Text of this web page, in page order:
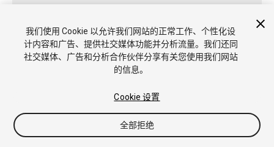
版权所有 © 2020 Unity Technologies. Publication 2019.3
我们使用 Cookie 以允许我们网站的正常工作、个性化设
计内容和广告、提供社交媒体功能并分析流量。我们还同
社交媒体、广告和分析合作伙伴分享有关您使用我们网站
的信息。
Cookie 设置
全部拒绝